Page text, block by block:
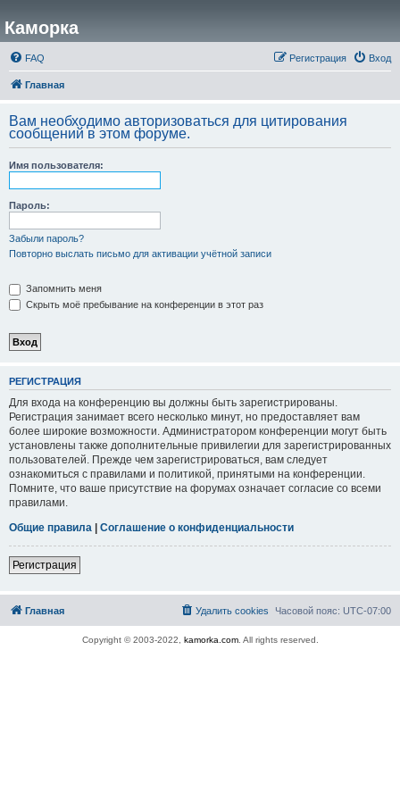
Каморка
FAQ Вход
Регистрация
Главная
Вам необходимо авторизоваться для цитирования
сообщений в этом форуме.
Имя пользователя:
Пароль:
Забыли пароль?
Повторно выслать письмо для активации учётной записи
Запомнить меня
Скрыть моё пребывание на конференции в этот раз
РЕГИСТРАЦИЯ
Для входа на конференцию вы должны быть зарегистрированы.
Регистрация занимает всего несколько минут, но предоставляет вам
более широкие возможности. Администратором конференции могут быть
установлены также дополнительные привилегии для зарегистрированных
пользователей. Прежде чем зарегистрироваться, вам следует
ознакомиться с правилами и политикой, принятыми на конференции.
Помните, что ваше присутствие на форумах означает согласие со всеми
правилами.
Общие правила | Соглашение о конфиденциальности
Регистрация
Главная Часовой пояс: UTC-07:00
Удалить cookies
Copyright © 2003-2022, kamorka.com. All rights reserved.